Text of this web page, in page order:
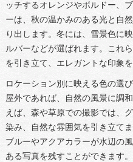
ッチするオレンジやボルドー、
ーは、秋の温かみのある光と自
り出します。冬には、雪景色に
ルバーなどが選ばれます。これ
を引き立て、エレガントな印象を
ロケーション別に映える色の選
屋外であれば、自然の風景に調
えば、森や草原での撮影では、
染み、自然な雰囲気を引き立て
ブルーやアクアカラーが水辺の
ある写真を残すことができます